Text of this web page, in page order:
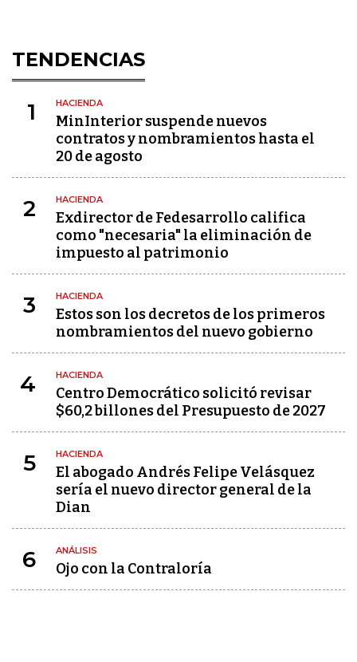
TENDENCIAS
1 HACIENDA
MinInterior suspende nuevos
contratos y nombramientos hasta el
20 de agosto
2 HACIENDA
Exdirector de Fedesarrollo califica
como "necesaria" la eliminación de
impuesto al patrimonio
3 HACIENDA
Estos son los decretos de los primeros
nombramientos del nuevo gobierno
4 HACIENDA
Centro Democrático solicitó revisar
$60,2 billones del Presupuesto de 2027
5 HACIENDA
El abogado Andrés Felipe Velásquez
sería el nuevo director general de la
Dian
6 ANÁLISIS
Ojo con la Contraloría